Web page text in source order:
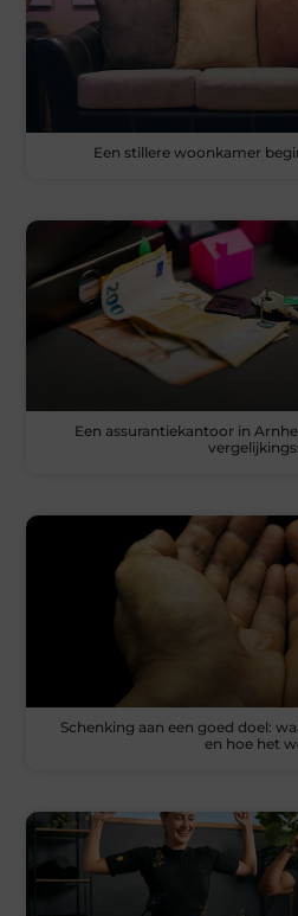
Een stillere woonkamer
Een assurantiekantoor in
Schenking aan een goed doel:
en hoe het